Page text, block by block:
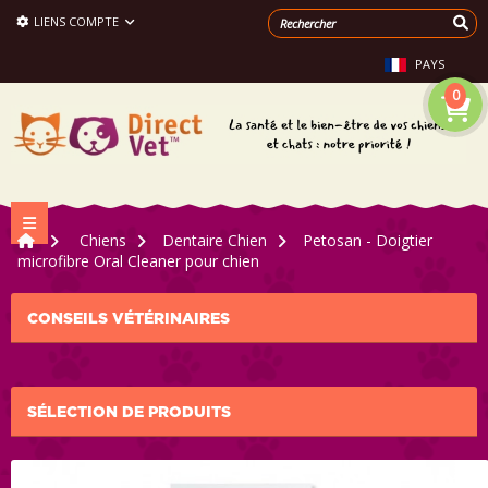
LIENS COMPTE
PAYS
0
Navigation bascule
>
Chiens > Dentaire Chien >
Petosan - Doigtier
microfibre Oral Cleaner pour chien
CONSEILS VÉTÉRINAIRES
SÉLECTION DE PRODUITS